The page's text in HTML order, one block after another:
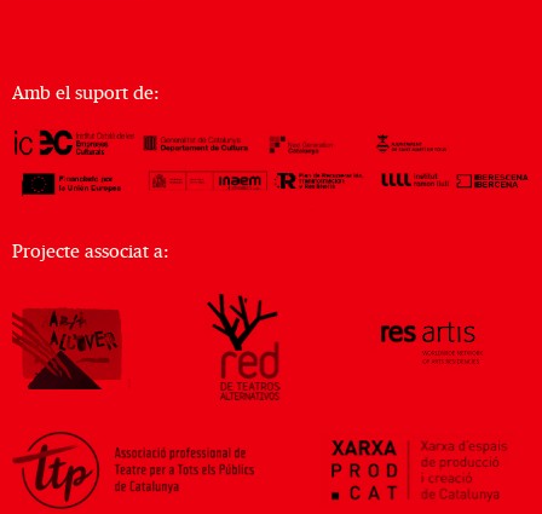
Amb el suport de:
Projecte associat a: